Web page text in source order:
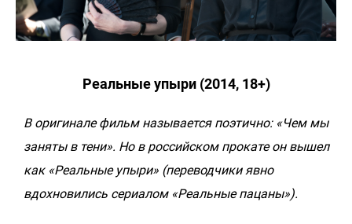
Реальные упыри (2014, 18+)
В оригинале фильм называется поэтично: «Чем мы
заняты в тени». Но в российском прокате он вышел
как «Реальные упыри» (переводчики явно
вдохновились сериалом «Реальные пацаны»).